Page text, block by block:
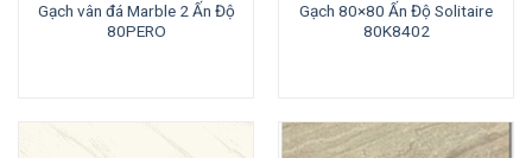
Gạch vân đá Marble 2 Ấn Độ
80PERO
Gạch 80×80 Ấn Độ Solitaire
80K8402